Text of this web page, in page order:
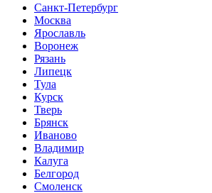
Санкт-Петербург
Москва
Ярославль
Воронеж
Рязань
Липецк
Тула
Курск
Тверь
Брянск
Иваново
Владимир
Калуга
Белгород
Смоленск